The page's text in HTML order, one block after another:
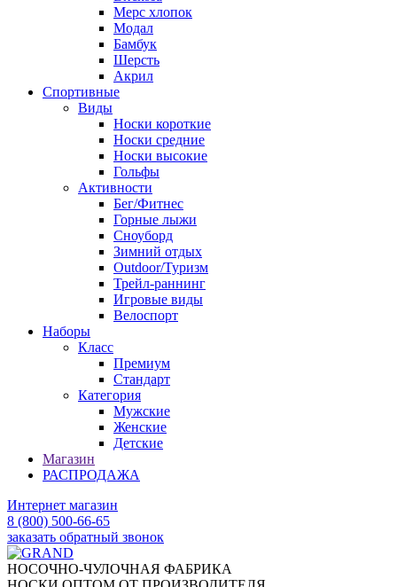
Мерс хлопок
Модал
Бамбук
Шерсть
Акрил
Спортивные
Виды
Носки короткие
Носки средние
Носки высокие
Гольфы
Активности
Бег/Фитнес
Горные лыжи
Сноуборд
Зимний отдых
Outdoor/Туризм
Трейл-раннинг
Игровые виды
Велоспорт
Наборы
Класс
Премиум
Стандарт
Категория
Мужские
Женские
Детские
Магазин
РАСПРОДАЖА
Интернет магазин
8 (800) 500-66-65
заказать обратный звонок
НОСОЧНО-ЧУЛОЧНАЯ ФАБРИКА